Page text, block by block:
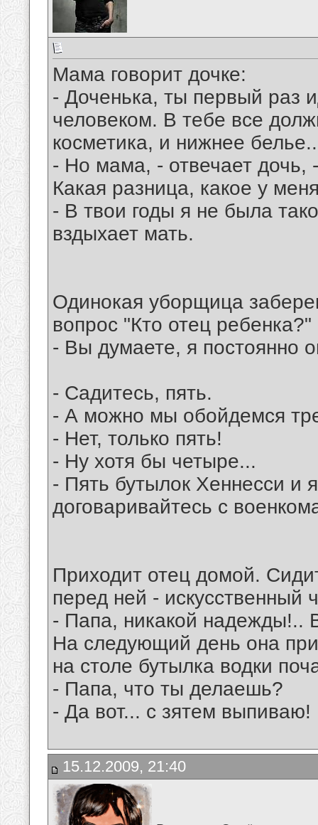
Мама говорит дочке:
- Доченька, ты первый раз
человеком. В тебе все
косметика, и нижнее
- Но мама, - отвечает дочь,
Какая разница, какое у
- В твои годы я не была
вздыхает мать.
Одинокая уборщица
вопрос "Кто отец
- Вы думаете, я постоянно
- Садитесь, пять.
- А можно мы обойдемся
- Нет, только пять!
- Ну хотя бы четыре...
- Пять бутылок Хеннесси и
договаривайтесь с
Приходит отец домой.
перед ней - искусственный
- Папа, никакой надежды!..
На следующий день она
на столе бутылка водки
- Папа, что ты делаешь?
- Да вот... с зятем выпиваю!
15.12.2009, 21:40